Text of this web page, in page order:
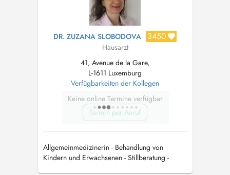
DR. ZUZANA SLOBODOVA 3450
Hausarzt
41, Avenue de la Gare,
L-1611 Luxemburg
Verfügbarkeiten der Kollegen
Keine online Termine verfügbar
Termin per Anruf
Allgemeinmedizinerin - Behandlung von
Kindern und Erwachsenen - Stillberatung -